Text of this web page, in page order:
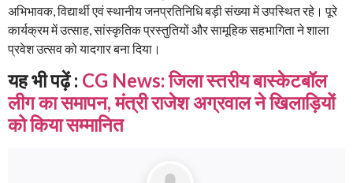
अभिभावक, विद्यार्थी एवं स्थानीय जनप्रतिनिधि बड़ी संख्या में उपस्थित रहे। पूरे
कार्यक्रम में उत्साह, सांस्कृतिक प्रस्तुतियों और सामूहिक सहभागिता ने शाला
प्रवेश उत्सव को यादगार बना दिया।
यह भी पढ़ें : CG News: जिला स्तरीय बास्केटबॉल
लीग का समापन, मंत्री राजेश अग्रवाल ने खिलाड़ियों
को किया सम्मानित